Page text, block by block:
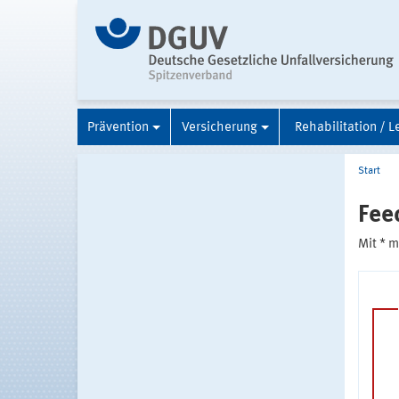
Prävention Versicherung Rehabilitation /
Start
Mit *